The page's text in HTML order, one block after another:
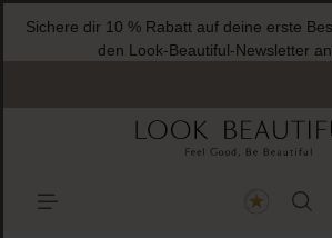
springen
Sichere dir 10 % Rabatt auf deine erste
den Look-Beautiful-Newsletter